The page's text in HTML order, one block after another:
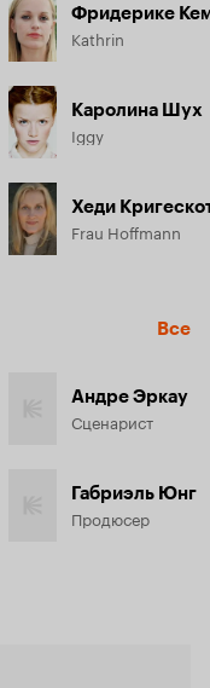
Фридерике
Kathrin
Каролина Шух
Iggy
Хеди
Frau Hoffmann
Все
Андре Эркау
Сценарист
Габриэль Юнг
Продюсер